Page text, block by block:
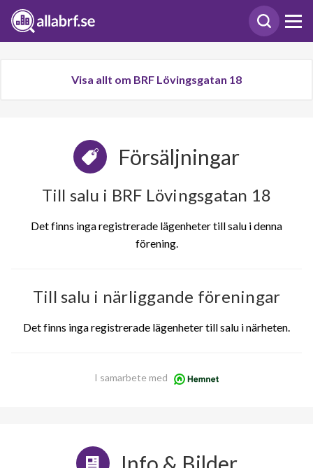
Visa allt om BRF Lövingsgatan 18
Försäljningar
Till salu i BRF Lövingsgatan 18
Det finns inga registrerade lägenheter till salu i denna
förening.
Till salu i närliggande föreningar
Det finns inga registrerade lägenheter till salu i närheten.
I samarbete med